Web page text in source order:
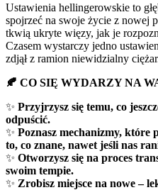
Ustawienia hellingerowskie to
spojrzeć na swoje życie z nowej
tkwią ukryte więzy, jak je
Czasem wystarczy jedno
zdjął z ramion niewidzialny
🍂 CO SIĘ WYDARZY NA
✨ Przyjrzysz się temu, co
odpuścić.
✨ Poznasz mechanizmy, które
to, co znane, nawet jeśli nas
✨ Otworzysz się na proces
swoim tempie.
✨ Zrobisz miejsce na nowe –